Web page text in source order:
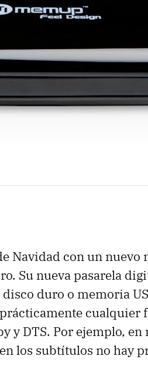
Navidad con un nuevo
Su nueva pasarela
duro o memoria
cualquier
yDTS. Por ejemplo,
los subtítulos no hay